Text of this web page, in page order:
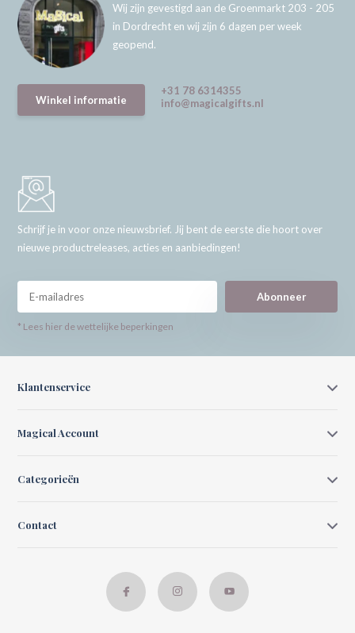
Wij zijn gevestigd aan de Groenmarkt 203 - 205
in Dordrecht en wij zijn 6 dagen per week
geopend.
Winkel informatie
+31 78 6314355
info@magicalgifts.nl
Schrijf je in voor onze nieuwsbrief. Jij bent de eerste die hoort over
nieuwe productreleases, acties en aanbiedingen!
Abonneer
* Lees hier de wettelijke beperkingen
Klantenservice
Magical Account
Categorieën
Contact